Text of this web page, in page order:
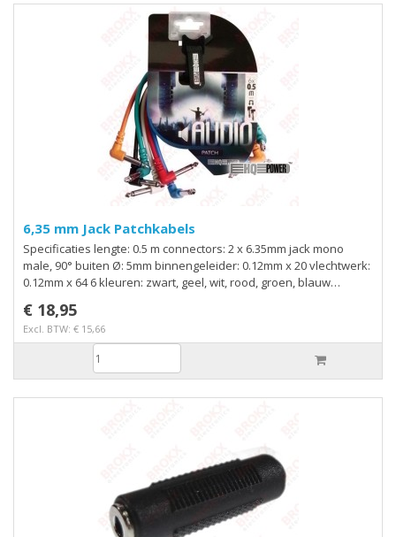
6,35 mm Jack Patchkabels
Specificaties lengte: 0.5 m connectors: 2 x 6.35mm jack mono
male, 90° buiten Ø: 5mm binnengeleider: 0.12mm x 20 vlechtwerk:
0.12mm x 64 6 kleuren: zwart, geel, wit, rood, groen, blauw
€ 18,95
Excl. BTW: € 15,66